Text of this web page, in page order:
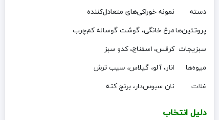
دسته
نمونه خوراکی‌های متعادل‌کننده
پروتئین‌هامرغ خانگی، گوشت گوساله کم‌چرب
سبزیجات کرفس، اسفناج، کدو سبز
میوه‌ها
انار، آلو، گیلاس، سیب ترش
غلات
نان سبوس‌دار، برنج کته
دلیل انتخاب